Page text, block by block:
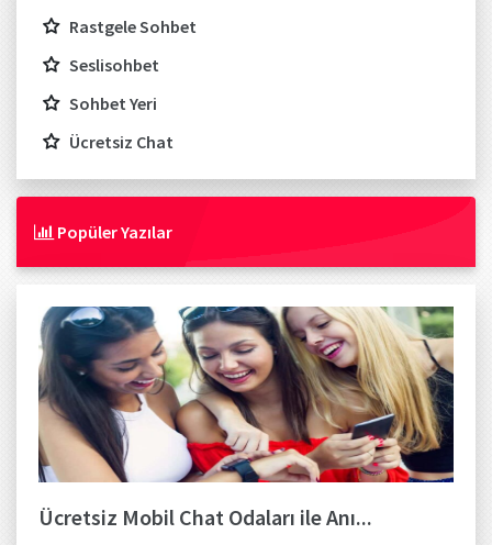
Rastgele Sohbet
Seslisohbet
Sohbet Yeri
Ücretsiz Chat
Popüler Yazılar
Ücretsiz Mobil Chat Odaları ile Anı...